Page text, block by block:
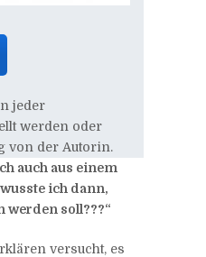
jeder
werden oder
von der Autorin.
auch aus einem
ich dann,
werden soll???“
versucht, es